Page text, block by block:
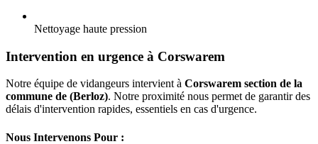
Nettoyage haute pression
Intervention en urgence à Corswarem
Notre équipe de vidangeurs intervient à Corswarem section de la
commune de (Berloz). Notre proximité nous permet de garantir des
délais d'intervention rapides, essentiels en cas d'urgence.
Nous Intervenons Pour :